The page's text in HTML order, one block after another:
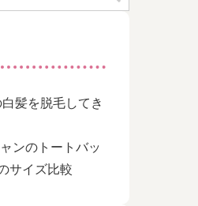
髪を脱毛してき
ンのトートバッ
サイズ比較